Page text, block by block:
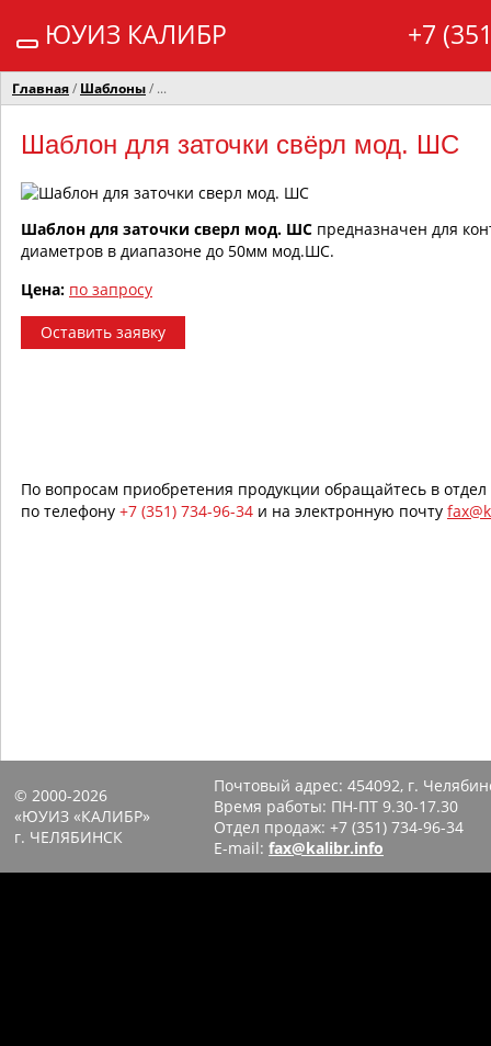
ЮУИЗ КАЛИБР +7
Главная / Шаблоны / ...
Шаблон для заточки свёрл мод. ШС
Шаблон для заточки сверл мод. ШС предназначен для
диаметров в диапазоне до 50мм мод.ШС.
Цена: по запросу
Оставить заявку
По вопросам приобретения продукции обращайтесь в
по телефону +7 (351) 734-96-34 и на электронную почту
© 2000-2026
«ЮУИЗ «КАЛИБР»
г. ЧЕЛЯБИНСК
Почтовый адрес: 454092, г.
Время работы: ПН-ПТ 9.30-17.30
Отдел продаж: +7 (351) 734-96-34
E-mail: fax@kalibr.info